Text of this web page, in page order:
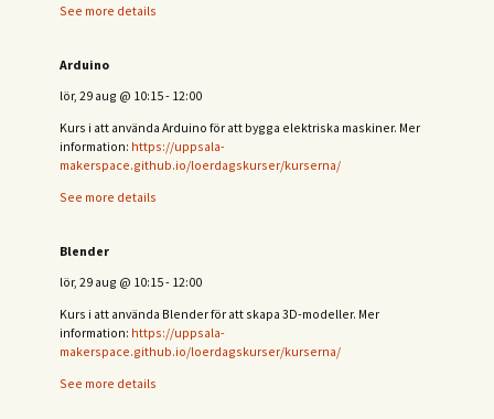
See more details
Arduino
lör, 29 aug @ 10:15- 12:00
Kurs i att använda Arduino för att bygga elektriska maskiner. Mer
information: https://uppsala-
makerspace.github.io/loerdagskurser/kurserna/
See more details
Blender
lör, 29 aug @ 10:15- 12:00
Kurs i att använda Blender för att skapa 3D-modeller. Mer
information: https://uppsala-
makerspace.github.io/loerdagskurser/kurserna/
See more details